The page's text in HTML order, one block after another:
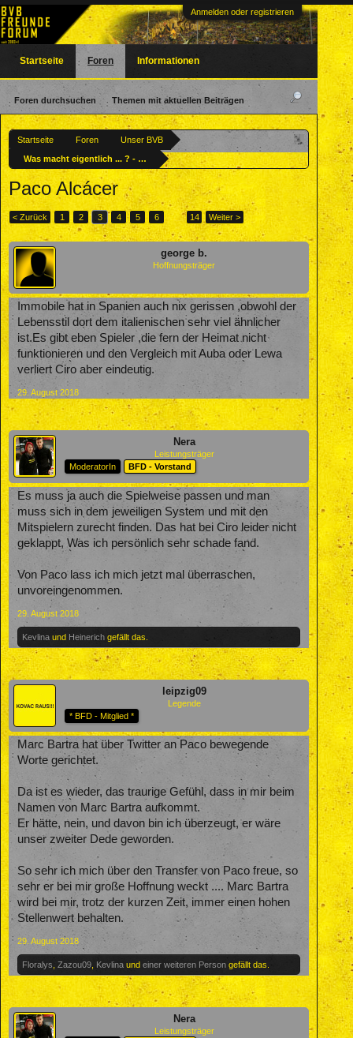
Anmelden oder registrieren
Startseite Foren
Unser BVB
Was macht eigentlich ... ? - Ehemalige BVBler
Paco Alcácer
< Zurück 1 2 3 4 5 6 → 14 Weiter >
george b.
Hoffnungsträger
Immobile hat in Spanien auch nix gerissen ,obwohl der
Lebensstil dort dem italienischen sehr viel ähnlicher
ist.Es gibt eben Spieler ,die fern der Heimat nicht
funktionieren und den Vergleich mit Auba oder Lewa
verliert Ciro aber eindeutig.
29. August 2018
Nera
Leistungsträger
ModeratorIn
BFD - Vorstand
Es muss ja auch die Spielweise passen und man
muss sich in dem jeweiligen System und mit den
Mitspielern zurecht finden. Das hat bei Ciro leider nicht
geklappt, Was ich persönlich sehr schade fand.
Von Paco lass ich mich jetzt mal überraschen,
unvoreingenommen.
29. August 2018
Kevlina und Heinerich gefällt das.
leipzig09
Legende
* BFD - Mitglied *
Marc Bartra hat über Twitter an Paco bewegende
Worte gerichtet.
Da ist es wieder, das traurige Gefühl, dass in mir beim
Namen von Marc Bartra aufkommt.
Er hätte, nein, und davon bin ich überzeugt, er wäre
unser zweiter Dede geworden.
So sehr ich mich über den Transfer von Paco freue, so
sehr er bei mir große Hoffnung weckt .... Marc Bartra
wird bei mir, trotz der kurzen Zeit, immer einen hohen
Stellenwert behalten.
29. August 2018
Floralys Zazou09 Kevlina und einer weiteren Person gefällt das.
Nera
Leistungsträger
Startseite Foren
Foren durchsuchen Themen mit aktuellen Beiträgen
Informationen